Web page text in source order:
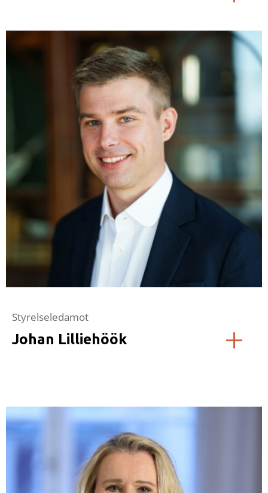
Styrelseledamot
Johan Lilliehöök